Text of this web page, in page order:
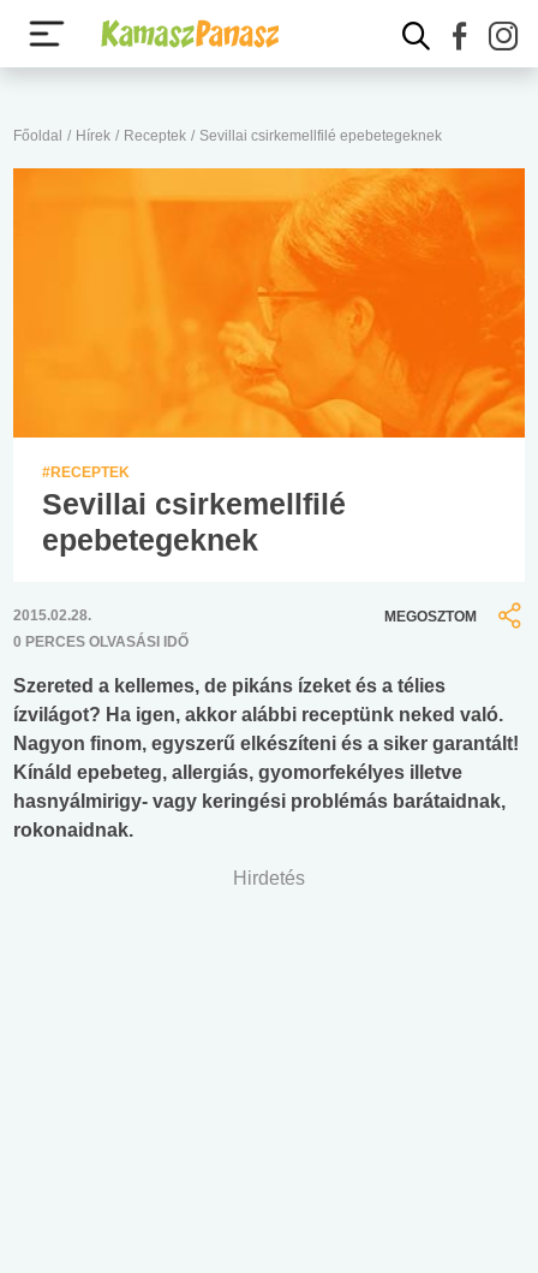
Főoldal / Hírek / Receptek / Sevillai csirkemellfilé epebetegeknek
#RECEPTEK
Sevillai csirkemellfilé
epebetegeknek
2015.02.28.
0 PERCES OLVASÁSI IDŐ
MEGOSZTOM
Szereted a kellemes, de pikáns ízeket és a télies
ízvilágot? Ha igen, akkor alábbi receptünk neked való.
Nagyon finom, egyszerű elkészíteni és a siker garantált!
Kínáld epebeteg, allergiás, gyomorfekélyes illetve
hasnyálmirigy- vagy keringési problémás barátaidnak,
rokonaidnak.
Hirdetés